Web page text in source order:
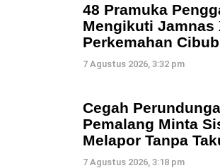
48 Pramuka
Mengikuti Jamnas
Perkemahan
7 Agustus 2026, 3:32 pm
Cegah
Pemalang Minta
Melapor Tanpa
7 Agustus 2026, 3:18 pm